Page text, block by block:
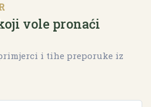
vole pronaći
i tihe preporuke iz